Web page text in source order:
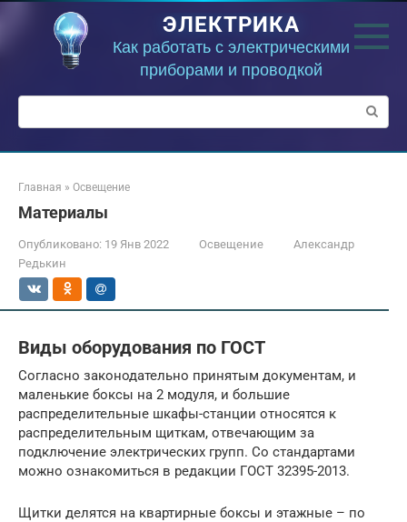
ЭЛЕКТРИКА
Как работать с электрическими
приборами и проводкой
Поиск:
Главная » Освещение
Материалы
Опубликовано: 19 Янв 2022 Освещение
Александр
Редькин
Виды оборудования по ГОСТ
Согласно законодательно принятым документам, и
маленькие боксы на 2 модуля, и большие
распределительные шкафы-станции относятся к
распределительным щиткам, отвечающим за
подключение электрических групп. Со стандартами
можно ознакомиться в редакции ГОСТ 32395-2013.
Щитки делятся на квартирные боксы и этажные – по